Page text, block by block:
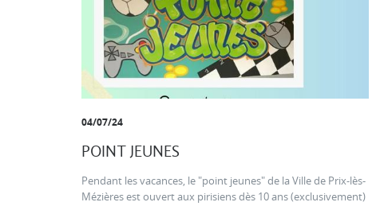
04/07/24
POINT JEUNES
Pendant les vacances, le "point jeunes" de la Ville de Prix-lès-
Mézières est ouvert aux pirisiens dès 10 ans (exclusivement)